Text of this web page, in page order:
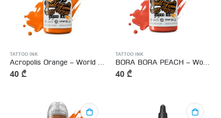
TATTOO INK
Acropolis Orange – World Famous Tattoo Ink 15ml
40 ₾
TATTOO INK
BORA BORA PEACH – World Famous Tattoo Ink 15ml
40 ₾